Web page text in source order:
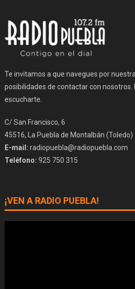
Te invitamos a que navegues por
posibilidades de contactar con
escucharte.
C/ San Francisco, 6
45516, La Puebla de Montalbán (Toledo)
E-mail: radiopuebla@radiopuebla.com
Teléfono: 925 750 315
¡VEN A RADIO PUEBLA!